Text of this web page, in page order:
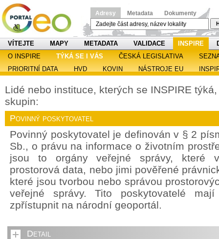
Adresy Metadata Dokumenty
VÍTEJTE MAPY METADATA VALIDACE INSPIRE
O INSPIRE
TÝKÁ SE I VÁS ČESKÁ LEGISLATIVA
PRIORITNÍ DATA
HVD KOVIN NÁSTROJE EU
Lidé nebo instituce, kterých se INSPIRE
skupin:
Povinný poskytovatel
Povinný poskytovatel je definován v § 2
Sb., o právu na informace o životním
jsou to orgány veřejné správy, které
prostorová data, nebo jimi pověřené
které jsou tvorbou nebo správou
veřejné správy. Tito poskytovatelé
zpřístupnit na národní geoportál.
Detail